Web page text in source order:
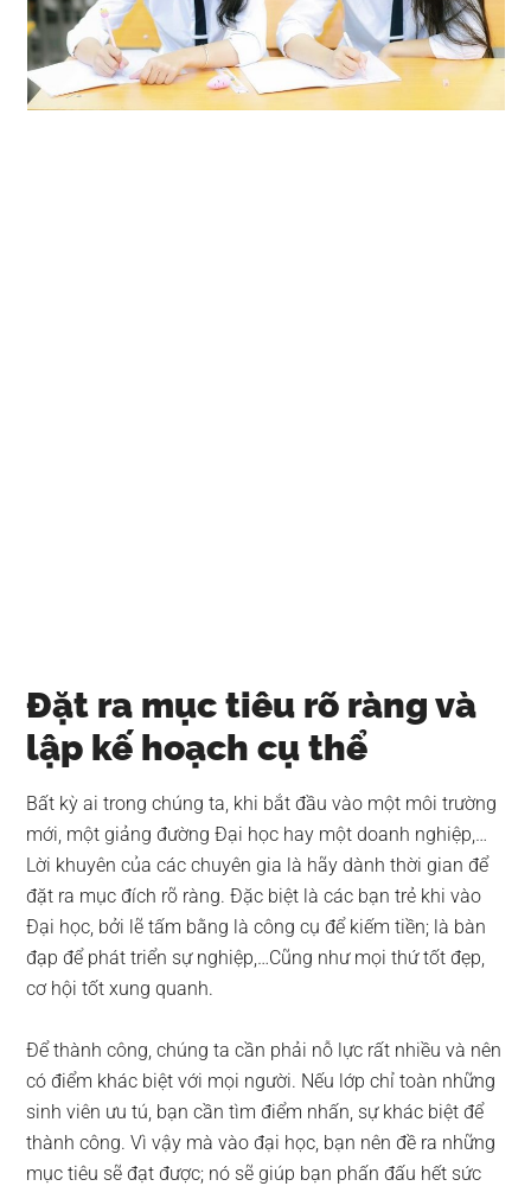
Đặt ra mục tiêu rõ ràng và
lập kế hoạch cụ thể
Bất kỳ ai trong chúng ta, khi bắt đầu vào một môi trường
mới, một giảng đường Đại học hay một doanh nghiệp,…
Lời khuyên của các chuyên gia là hãy dành thời gian để
đặt ra mục đích rõ ràng. Đặc biệt là các bạn trẻ khi vào
Đại học, bởi lẽ tấm bằng là công cụ để kiếm tiền; là bàn
đạp để phát triển sự nghiệp,…Cũng như mọi thứ tốt đẹp,
cơ hội tốt xung quanh.
Để thành công, chúng ta cần phải nỗ lực rất nhiều và nên
có điểm khác biệt với mọi người. Nếu lớp chỉ toàn những
sinh viên ưu tú, bạn cần tìm điểm nhấn, sự khác biệt để
thành công. Vì vậy mà vào đại học, bạn nên đề ra những
mục tiêu sẽ đạt được; nó sẽ giúp bạn phấn đấu hết sức